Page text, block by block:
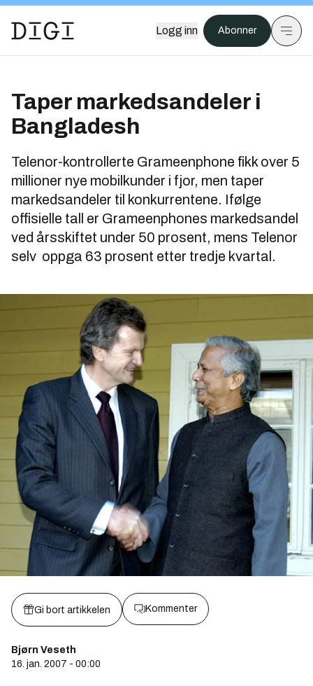
Logg inn Abonner
Taper markedsandeler i
Bangladesh
Telenor-kontrollerte Grameenphone fikk over 5
millioner nye mobilkunder i fjor, men taper
markedsandeler til konkurrentene. Ifølge
offisielle tall er Grameenphones markedsandel
ved årsskiftet under 50 prosent, mens Telenor
selv oppga 63 prosent etter tredje kvartal.
Gi bort artikkelen Kommenter
Bjørn Veseth
16. jan. 2007 - 00:00